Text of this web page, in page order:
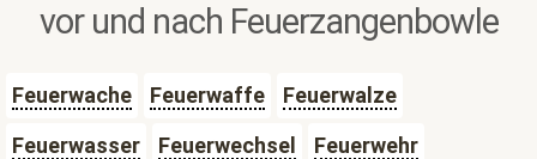
vor und nach Feuerzangenbowle
Feuerwache Feuerwaffe
Feuerwalze
Feuerwasser
Feuerwechsel
Feuerwehr